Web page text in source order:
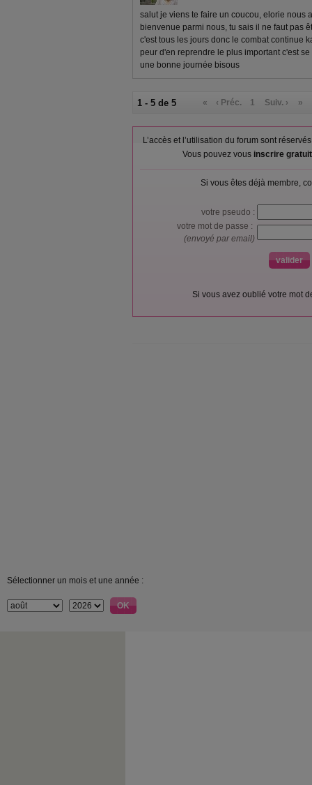
salut je viens te faire un coucou, elorie nous
bienvenue parmi nous, tu sais il ne faut pas
c'est tous les jours donc le combat continue
peur d'en reprendre le plus important c'est
une bonne journée bisous
1 - 5 de 5 « ‹ Préc. 1 Suiv. › »
L’accès et l’utilisation du forum sont
Vous pouvez vous inscrire
Si vous êtes déjà membre,
votre pseudo :
votre mot de passe :
(envoyé par email)
Si vous avez oublié votre mot
Sélectionner un mois et une année :